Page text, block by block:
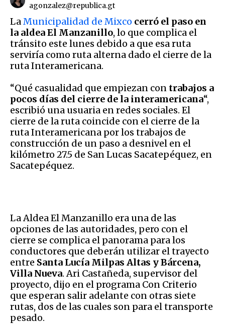
agonzalez@republica.gt
LaMunicipalidad de Mixco cerró el paso en
la aldea El Manzanillo, lo que complica el
tránsito este lunes debido a que esa ruta
serviría como ruta alterna dado el cierre de la
ruta Interamericana.
“Qué casualidad que empiezan con trabajos a
pocos días del cierre de la interamericana“,
escribió una usuaria en redes sociales. El
cierre de la ruta coincide con el cierre de la
ruta Interamericana por los trabajos de
construcción de un paso a desnivel en el
kilómetro 27.5 de San Lucas Sacatepéquez, en
Sacatepéquez.
La Aldea El Manzanillo era una de las
opciones de las autoridades, pero con el
cierre se complica el panorama para los
conductores que deberán utilizar el trayecto
entre Santa Lucía Milpas Altas y Bárcena,
Villa Nueva. Ari Castañeda, supervisor del
proyecto, dijo en el programa Con Criterio
que esperan salir adelante con otras siete
rutas, dos de las cuales son para el transporte
pesado.